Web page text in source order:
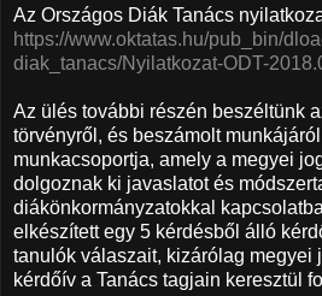
Az Országos Diák Tanács
https://www.oktatas.hu/pub_bin/
diak_tanacs/Nyilatkozat-ODT-
Az ülés további részén beszéltünk
törvényről, és beszámolt
munkacsoportja, amely a megyei
dolgoznak ki javaslatot és
diákönkormányzatokkal
elkészített egy 5 kérdésből álló
tanulók válaszait, kizárólag megyei
kérdőív a Tanács tagjain keresztül